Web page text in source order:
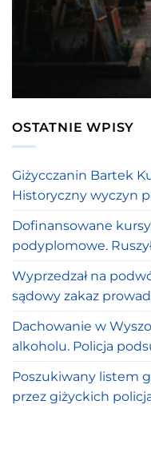
OSTATNIE WPISY
Giżycczanin Bartek
Historyczny wyczyn
Dofinansowane
podyplomowe.
Wyprzedzał na
sądowy zakaz
Dachowanie w
alkoholu. Policja
Poszukiwany listem
przez giżyckich